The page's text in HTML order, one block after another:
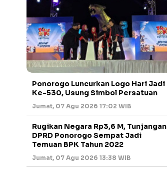
Ponorogo Luncurkan Logo Hari Jadi
Ke-530, Usung Simbol Persatuan
Jumat, 07 Agu 2026 17:02 WIB
Rugikan Negara Rp3,6 M, Tunjangan
DPRD Ponorogo Sempat Jadi
Temuan BPK Tahun 2022
Jumat, 07 Agu 2026 13:38 WIB